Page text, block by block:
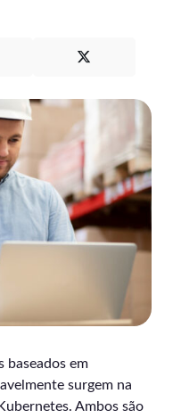
baseados em
surgem na
Ambos são